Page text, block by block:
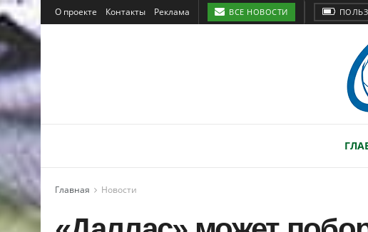
О проекте Контакты Реклама ВСЕ НОВОСТИ
Главная Новости